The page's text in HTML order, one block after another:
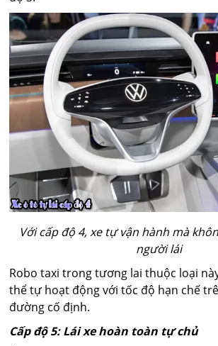
Với cấp độ 4, xe tự vận hành mà
người lái
Robo taxi trong tương lai thuộc loại
thể tự hoạt động với tốc độ hạn chế
đường cố định.
Cấp độ 5: Lái xe hoàn toàn tự chủ